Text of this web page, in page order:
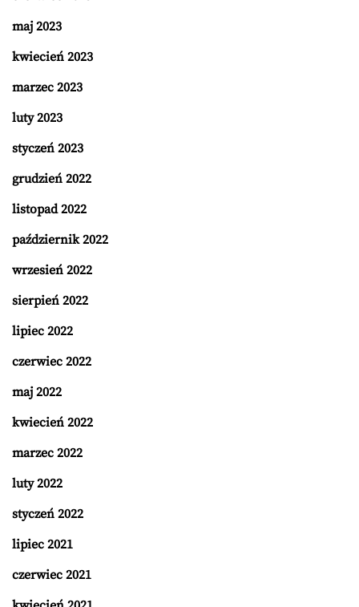
maj 2023
kwiecień 2023
marzec 2023
luty 2023
styczeń 2023
grudzień 2022
listopad 2022
październik 2022
wrzesień 2022
sierpień 2022
lipiec 2022
czerwiec 2022
maj 2022
kwiecień 2022
marzec 2022
luty 2022
styczeń 2022
lipiec 2021
czerwiec 2021